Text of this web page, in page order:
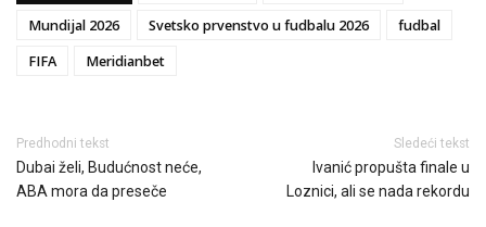
Mundijal 2026
Svetsko prvenstvo u fudbalu 2026
fudbal
FIFA
Meridianbet
Predhodni tekst
Dubai želi, Budućnost neće,
ABA mora da preseče
Sledeći tekst
Ivanić propušta finale u
Loznici, ali se nada rekordu